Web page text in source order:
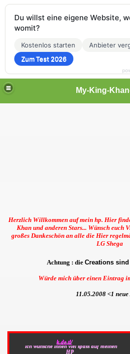
My-King-
Herzlich Willkommen auf mein hp. Hier
Khan und anderen Stars... Wünsch euch
großes Dankeschön an alle die Hier
LG Shega
Achtung : die Creations
Würde mich über einen Eintrag
11.05.2008 <1 neue
http://my-king-khan-srk.de.tl/
http://my-king-khan-srk.de.tl/
ich wunsche ihnen viel spass auf meinen
HP
Du willst eine eigene Website,
womit?
Kostenlos starten
Anbieter
Zum Test 2026